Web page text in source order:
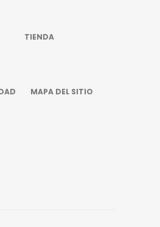
TIENDA
MAPA DEL SITIO